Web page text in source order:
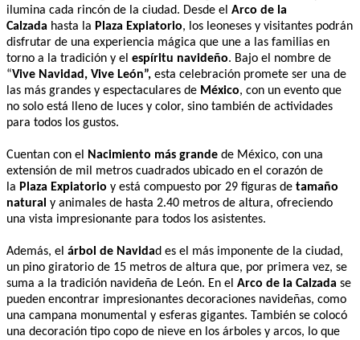
ilumina cada rincón de la ciudad. Desde el Arco de la
Calzada hasta la Plaza Expiatorio, los leoneses y visitantes podrán
disfrutar de una experiencia mágica que une a las familias en
torno a la tradición y el espíritu navideño. Bajo el nombre de
“Vive Navidad, Vive León”, esta celebración promete ser una de
las más grandes y espectaculares de México, con un evento que
no solo está lleno de luces y color, sino también de actividades
para todos los gustos.
Cuentan con el Nacimiento más grande de México, con una
extensión de mil metros cuadrados ubicado en el corazón de
la Plaza Expiatorio y está compuesto por 29 figuras de tamaño
natural y animales de hasta 2.40 metros de altura, ofreciendo
una vista impresionante para todos los asistentes.
Además, el árbol de Navidad es el más imponente de la ciudad,
un pino giratorio de 15 metros de altura que, por primera vez, se
suma a la tradición navideña de León. En el Arco de la Calzada se
pueden encontrar impresionantes decoraciones navideñas, como
una campana monumental y esferas gigantes. También se colocó
una decoración tipo copo de nieve en los árboles y arcos, lo que